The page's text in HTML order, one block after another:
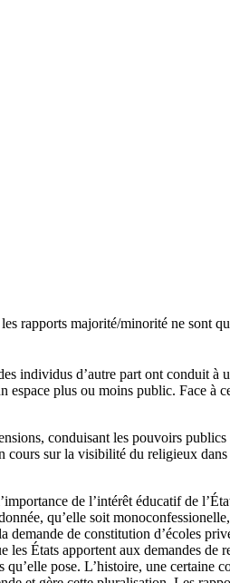
majorité/minorité ne sont
individus d’autre part ont conduit à
plus ou moins public. Face à
conduisant les pouvoirs
sur la visibilité du religieux
de l’intérêt éducatif de
qu’elle soit
de constitution d’écoles
États apportent aux demandes de
pose. L’histoire, une certaine